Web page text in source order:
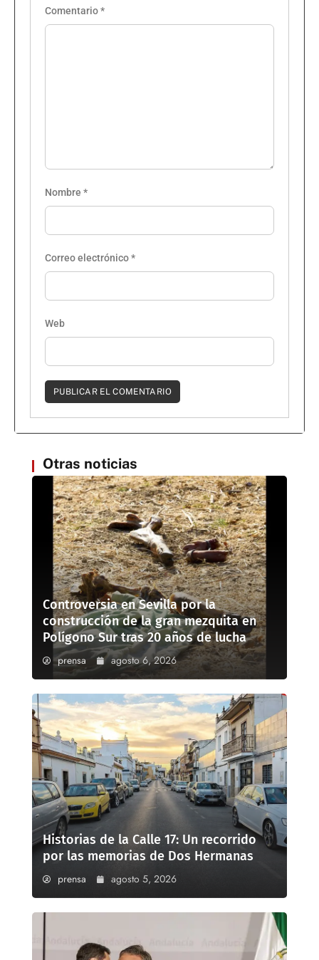
Comentario*
Nombre *
Correo electrónico*
Web
Otras noticias
Controversia en Sevilla por la
construcción de la gran mezquita en
Polígono Sur tras 20 años de lucha
prensa agosto 6, 2026
Historias de la Calle 17: Un recorrido
por las memorias de Dos Hermanas
prensa agosto 5, 2026